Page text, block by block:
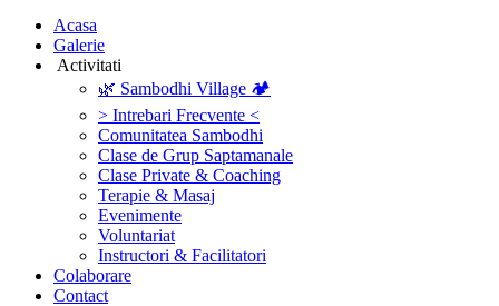
‎Acasa
Galerie
‎ ‎Activitati‎
🌿 Sambodhi Village 🏕️
> Intrebari Frecvente <
Comunitatea Sambodhi
Clase de Grup Saptamanale
Clase Private & Coaching
Terapie & Masaj
‎Evenimente
Voluntariat
‏‏‎Instructori & Facilitatori
Colaborare
Contact